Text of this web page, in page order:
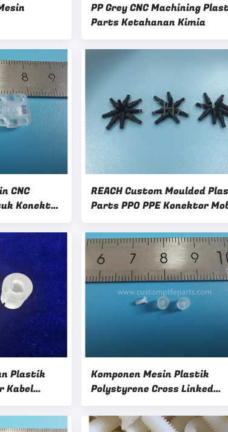
PP Grey CNC Machining
Parts Ketahanan Kimia
CNC
Konektor
REACH Custom Moulded
Parts PPO PPE Konektor
Noryl EN265
Plastik
Kabel
Komponen Mesin Plastik
Polystyrene Cross Linked
Konektor Kabel Coaxial